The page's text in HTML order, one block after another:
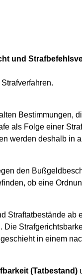
und
als Folge einer
werden deshalb in
den
ob eine
Straftatbestände ab
in einem
(Tatbestand)